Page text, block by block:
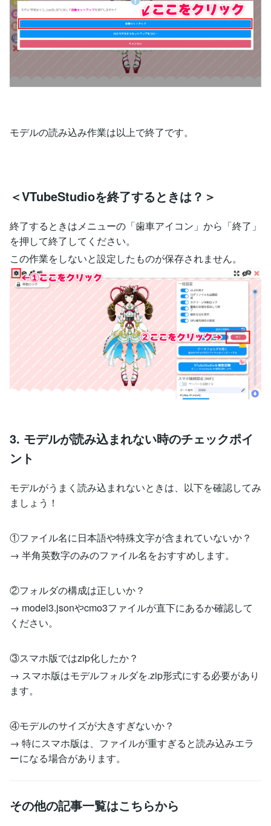
モデルの読み込み作業は以上で終了です。
＜VTubeStudioを終了するときは？＞
終了するときはメニューの「歯車アイコン」から「終了」
を押して終了してください。
この作業をしないと設定したものが保存されません。
3. モデルが読み込まれない時のチェックポイ
ント
モデルがうまく読み込まれないときは、以下を確認してみ
ましょう！
①ファイル名に日本語や特殊文字が含まれていないか？
→ 半角英数字のみのファイル名をおすすめします。
②フォルダの構成は正しいか？
→ model3.jsonやcmo3ファイルが直下にあるか確認して
ください。
③スマホ版ではzip化したか？
→ スマホ版はモデルフォルダを.zip形式にする必要があり
ます。
④モデルのサイズが大きすぎないか？
→ 特にスマホ版は、ファイルが重すぎると読み込みエラ
ーになる場合があります。
その他の記事一覧はこちらから